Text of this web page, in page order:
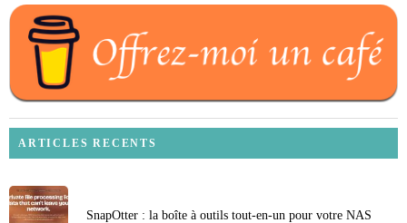
ARTICLES RECENTS
SnapOtter : la boîte à outils tout-en-un pour votre NAS